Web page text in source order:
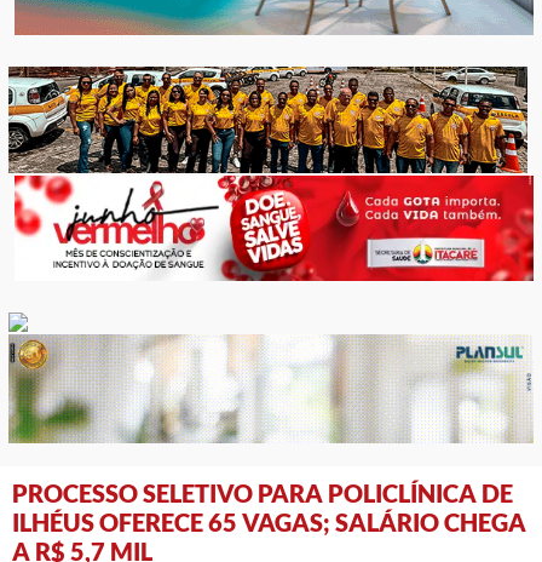
PROCESSO SELETIVO PARA POLICLÍNICA DE
ILHÉUS OFERECE 65 VAGAS; SALÁRIO CHEGA
A R$ 5,7 MIL